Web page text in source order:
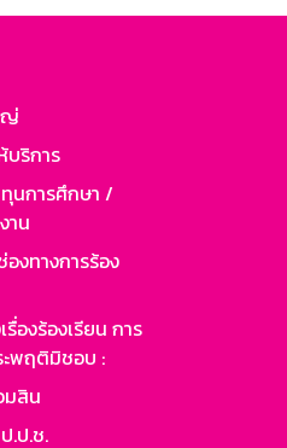
ญ่
บริการ
นการศึกษา /
าน
องทางการร้อง
รื่องร้องเรียน การ
พฤติมิชอบ :
มสิน
.ป.ช.